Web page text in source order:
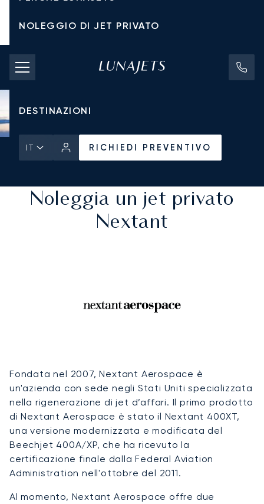
NOLEGGIO DI JET PRIVATO
TARIFFE DI NOLEGGIO
JET PRIVATI
DESTINAZIONI
IT
RICHIEDI PREVENTIVO
RICHIEDI PREVENTIVO
Noleggia un jet privato
Nextant
Fondata nel 2007, Nextant Aerospace è
un'azienda con sede negli Stati Uniti specializzata
nella rigenerazione di jet d’affari. Il primo prodotto
di Nextant Aerospace è stato il Nextant 400XT,
una versione modernizzata e modificata del
Beechjet 400A/XP, che ha ricevuto la
certificazione finale dalla Federal Aviation
Administration nell'ottobre del 2011.
Al momento, Nextant Aerospace offre due